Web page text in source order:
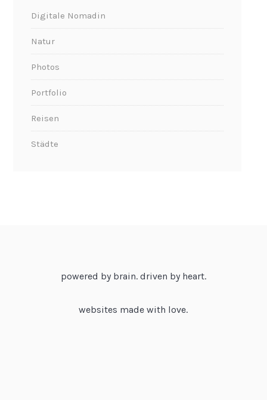
Digitale Nomadin
Natur
Photos
Portfolio
Reisen
Städte
powered by brain. driven by heart.
websites made with love.